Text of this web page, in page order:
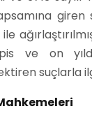
giren
ve on
suçlarla